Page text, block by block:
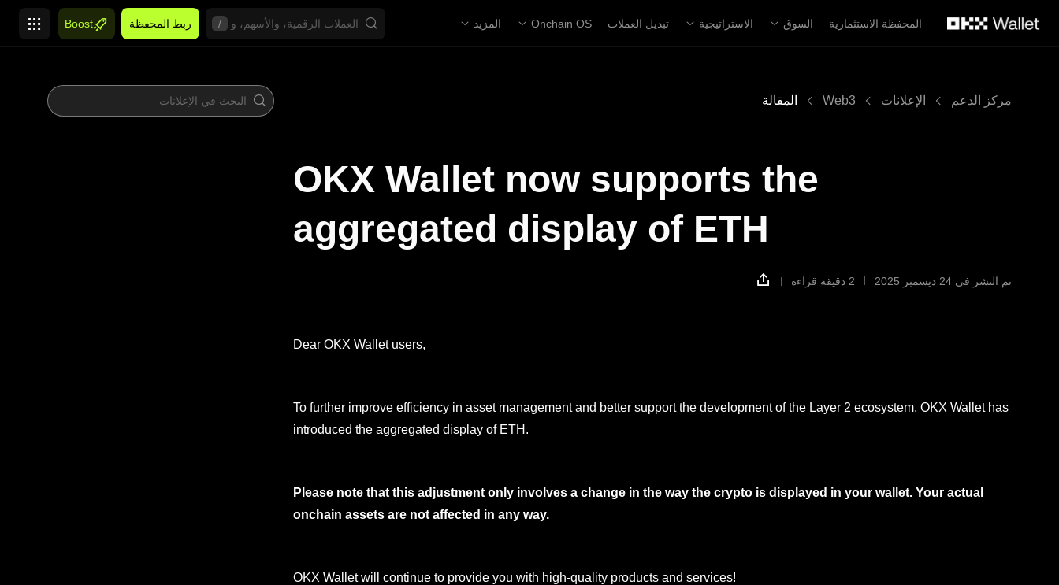
المحفظة الاستثمارية
السوق الاستراتيجية تبديل العملات Onchain OS المزيد / ربط المحفظة Boost
مركز الدعم الإعلانات Web3 المقالة
OKX Wallet now supports the
aggregated display of ETH
تم النشر في ‏24 ديسمبر 2025 2 دقيقة قراءة
Dear OKX Wallet users,
To further improve efficiency in asset management and better support the development of the Layer 2 ecosystem, OKX Wallet has
introduced the aggregated display of ETH.
Please note that this adjustment only involves a change in the way the crypto is displayed in your wallet. Your actual
onchain assets are not affected in any way.
OKX Wallet will continue to provide you with high-quality products and services!